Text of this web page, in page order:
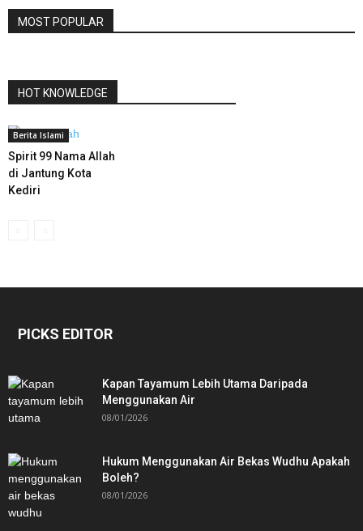
MOST POPULAR
HOT KNOWLEDGE
Berita Islami
Spirit 99 Nama Allah
di Jantung Kota
Kediri
PICKS EDITOR
Kapan Tayamum Lebih Utama Daripada
Menggunakan Air
08/01/2026
Hukum Menggunakan Air Bekas Wudhu Apakah
Boleh?
08/01/2026